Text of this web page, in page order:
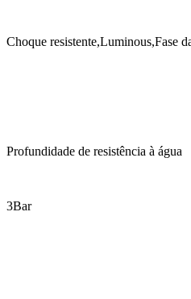
Choque resistente,Luminous,Fase
Profundidade de resistência à água
3Bar